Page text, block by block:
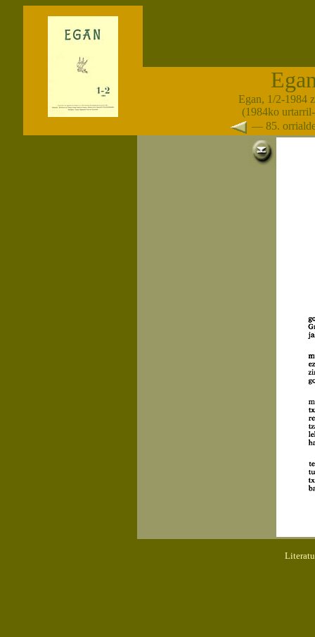
Egan, 1/2-1984
(1984ko
— 85.